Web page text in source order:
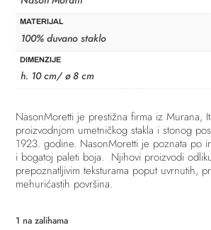
MATERIJAL
100% duvano staklo
DIMENZIJE
h. 10 cm/ ø 8 cm
NasonMoretti je prestižna firma iz Murana,
proizvodnjom umetničkog stakla i stonog
1923. godine. NasonMoretti je poznata po
i bogatoj paleti boja. Njihovi proizvodi
prepoznatljivim teksturama poput uvrnutih,
mehurićastih površina.
1 na zalihama